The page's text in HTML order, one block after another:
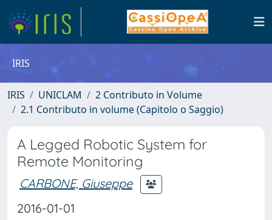
IRIS
IRIS UNICLAM
2 Contributo in Volume
2.1 Contributo in volume (Capitolo o Saggio)
A Legged Robotic System for
Remote Monitoring
CARBONE, Giuseppe
2016-01-01